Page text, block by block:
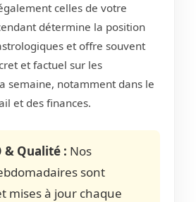
celles de votre
détermine la position
et offre souvent
et factuel sur les
semaine, notamment dans le
et des finances.
& Qualité : Nos
sont
mises à jour chaque